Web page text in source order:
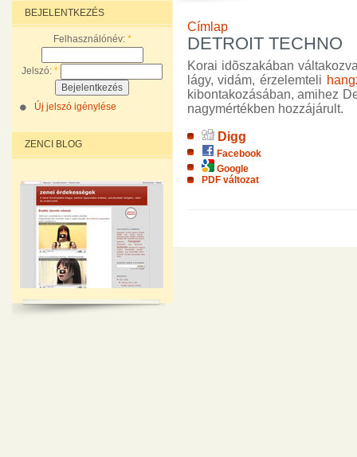
BEJELENTKEZÉS
Felhasználónév: *
Jelszó: *
Új jelszó igénylése
ZENCI BLOG
Címlap
DETROIT TECHNO
Korai idõszakában
lágy, vidám, érzelemteli
kibontakozásában, amihez
nagymértékben hozzájárult.
Digg
Facebook
Google
PDF változat